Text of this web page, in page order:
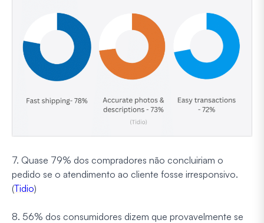
7. Quase 79% dos compradores não concluiriam o
pedido se o atendimento ao cliente fosse irresponsivo.
(Tidio)
8. 56% dos consumidores dizem que provavelmente se